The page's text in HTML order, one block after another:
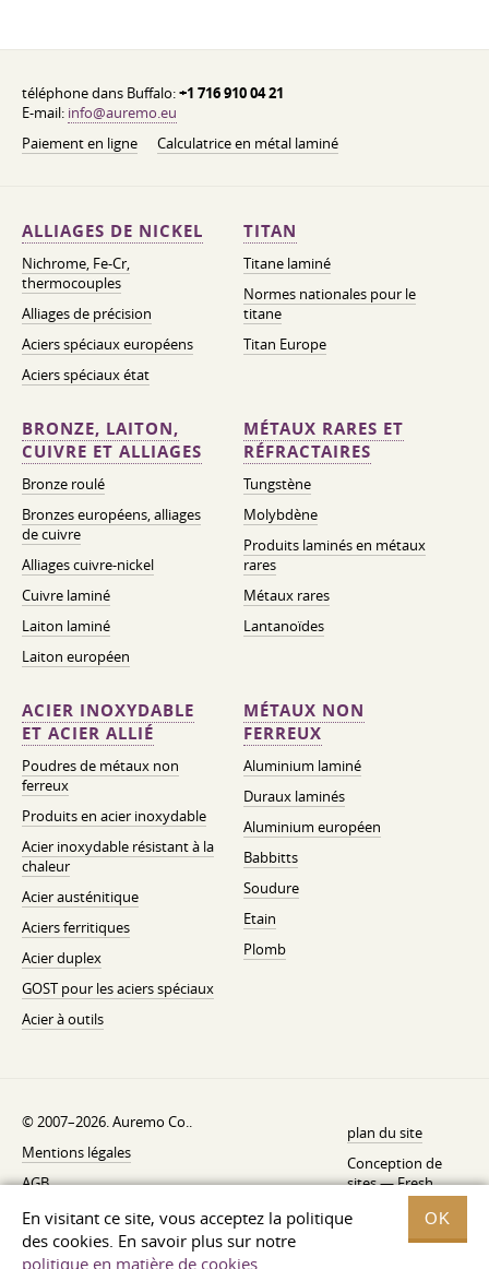
En visitant ce site, vous acceptez la politique
des cookies. En savoir plus sur notre
politique en matière de cookies
OK
téléphone dans Buffalo:+1 716 910 04 21
E-mail: info@auremo.eu
Paiement en ligne
Calculatrice en métal laminé
ALLIAGES DE NICKEL
Nichrome, Fe-Cr,
thermocouples
Alliages de précision
Aciers spéciaux européens
Aciers spéciaux état
TITAN
Titane laminé
Normes nationales pour le
titane
Titan Europe
BRONZE, LAITON,
CUIVRE ET ALLIAGES
Bronze roulé
Bronzes européens, alliages
de cuivre
Alliages cuivre-nickel
Cuivre laminé
Laiton laminé
Laiton européen
MÉTAUX RARES ET
RÉFRACTAIRES
Tungstène
Molybdène
Produits laminés en métaux
rares
Métaux rares
Lantanoïdes
ACIER INOXYDABLE
ET ACIER ALLIÉ
Poudres de métaux non
ferreux
Produits en acier inoxydable
Acier inoxydable résistant à la
chaleur
Acier austénitique
Aciers ferritiques
Acier duplex
GOST pour les aciers spéciaux
Acier à outils
MÉTAUX NON
FERREUX
Aluminium laminé
Duraux laminés
Aluminium européen
Babbitts
Soudure
Etain
Plomb
© 2007–2026. Auremo Co..
Mentions légales
AGB
Politique de rétractation
Politique de confidentialité
plan du site
Conception de
sites —Fresh